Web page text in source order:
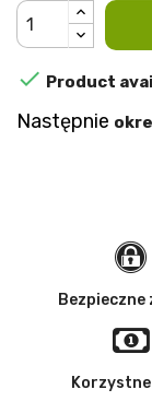
 Product
Następnie
Bezpieczne